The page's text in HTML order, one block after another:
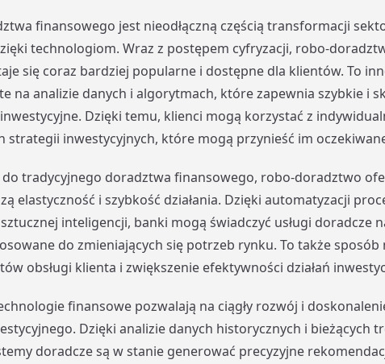
finansowego jest nieodłączną częścią transformacji
technologiom. Wraz z postępem cyfryzacji, robo-
się coraz bardziej popularne i dostępne dla klientów. To
na analizie danych i algorytmach, które zapewnia szybkie i
Dzięki temu, klienci mogą korzystać z
strategii inwestycyjnych, które mogą przynieść im
tradycyjnego doradztwa finansowego, robo-doradztwo
elastyczność i szybkość działania. Dzięki automatyzacji
inteligencji, banki mogą świadczyć usługi doradcze
do zmieniających się potrzeb rynku. To także sposób
obsługi klienta i zwiększenie efektywności działań
finansowe pozwalają na ciągły rozwój i
Dzięki analizie danych historycznych i bieżących
doradcze są w stanie generować precyzyjne